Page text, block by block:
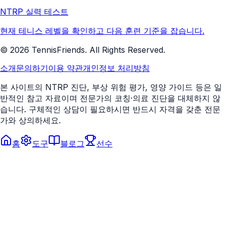
NTRP 실력 테스트
현재 테니스 레벨을 확인하고 다음 훈련 기준을 잡습니다.
© 2026 TennisFriends. All Rights Reserved.
소개문의하기이용 약관개인정보 처리방침
본 사이트의 NTRP 진단, 부상 위험 평가, 영양 가이드 등은 일
반적인 참고 자료이며 전문가의 코칭·의료 진단을 대체하지 않
습니다. 구체적인 상담이 필요하시면 반드시 자격을 갖춘 전문
가와 상의하세요.
홈 도구 블로그 선수